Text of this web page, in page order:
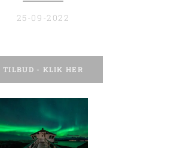
25-09-2022
TILBUD - KLIK HER